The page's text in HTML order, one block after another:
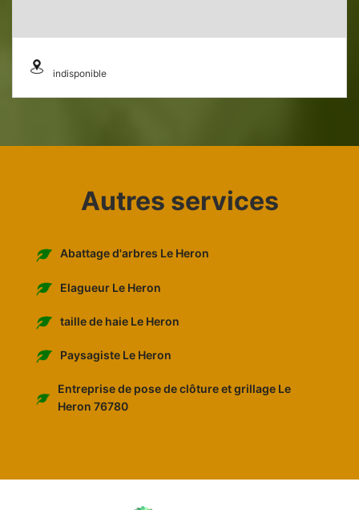
indisponible
Autres services
Abattage d'arbres Le Heron
Elagueur Le Heron
taille de haie Le Heron
Paysagiste Le Heron
Entreprise de pose de clôture et grillage Le
Heron 76780